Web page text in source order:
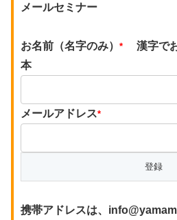
メールセミナー
お名前（名字のみ） *
漢字で
本
メールアドレス*
携帯アドレスは、